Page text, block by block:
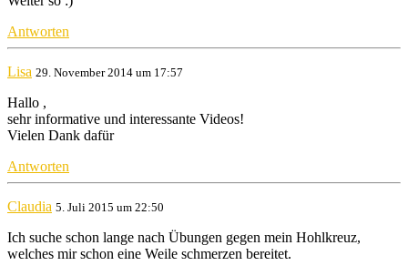
Antworten
Lisa 29. November 2014 um 17:57
Hallo ,
sehr informative und interessante Videos!
Vielen Dank dafür
Antworten
Claudia 5. Juli 2015 um 22:50
Ich suche schon lange nach Übungen gegen mein Hohlkreuz,
welches mir schon eine Weile schmerzen bereitet.